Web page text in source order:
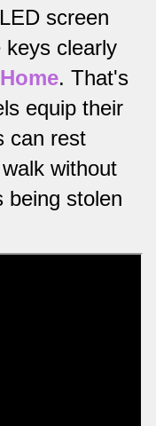
screen
keys clearly
. That's
equip their
can rest
without
being stolen